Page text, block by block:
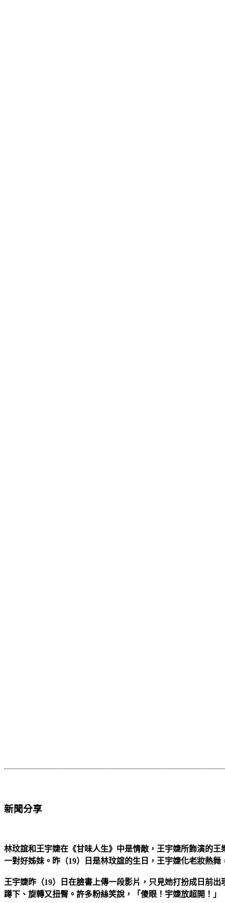
新聞分享
林玟誼和王宇婕在《甘味人生》中是情敵，王宇婕所飾演的
一對好姊妹。昨（19）日是林玟誼的生日，王宇婕化老妝熱舞
王宇婕昨（19）日在臉書上傳一段影片，只見她打扮成日前
蹲下、旋轉又扭臀。許多粉絲笑說，「傻眼！宇婕放超開！」